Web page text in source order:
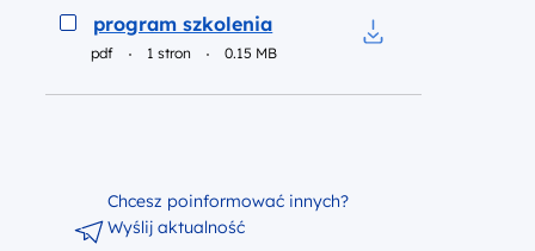
Podgląd
program szkolenia
pdf 1 stron 0.15 MB
Chcesz poinformować innych?
Wyślij aktualność